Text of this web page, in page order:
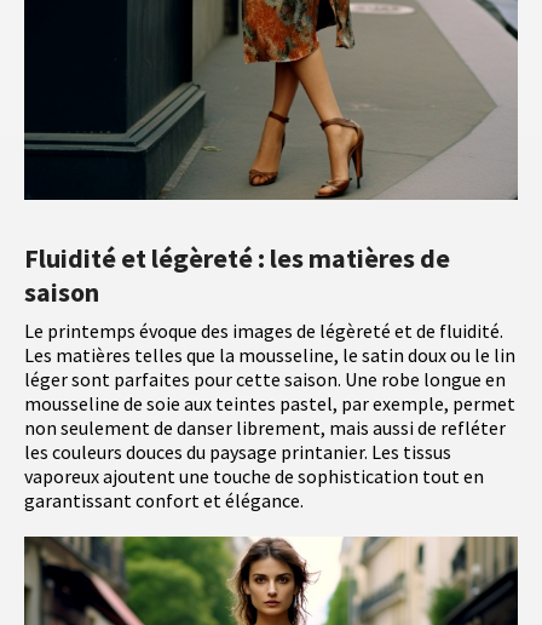
Fluidité et légèreté : les matières de
saison
Le printemps évoque des images de légèreté et de fluidité.
Les matières telles que la mousseline, le satin doux ou le lin
léger sont parfaites pour cette saison. Une robe longue en
mousseline de soie aux teintes pastel, par exemple, permet
non seulement de danser librement, mais aussi de refléter
les couleurs douces du paysage printanier. Les tissus
vaporeux ajoutent une touche de sophistication tout en
garantissant confort et élégance.